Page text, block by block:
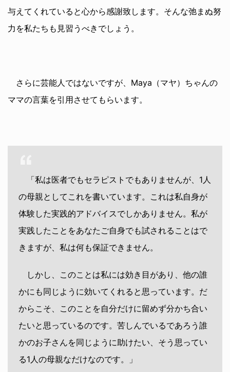
与えてくれていると心から感謝致します。そんな弛まぬ努
力を私たちも見習うべきでしょう。
さらに芸能人ではないですが、Maya（マヤ）ちゃんの
ママの言葉を引用させてもらいます。
「私は医者でもセラピストでもありませんが、1人
の母親としてこれを書いています。これは私自身が
体験した実践的アドバイスでしかありません。私が
実践したことをあなたご自身でも試されることはで
きますが、私は何も保証できません。
しかし、このことは私には効き目があり、他の誰
かにも同じように効いてくれると思っています。だ
からこそ、このことを自分だけに留めず分かち合い
たいと思っているのです。苦しんでいるであろう誰
かのお子さんを同じように助けたい、そう思ってい
る1人の母親なだけなのです。」